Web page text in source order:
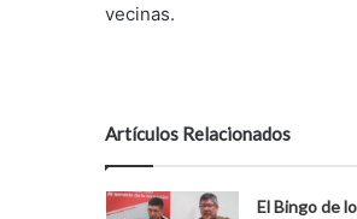
vecinas.
Artículos Relacionados
El Bingo de